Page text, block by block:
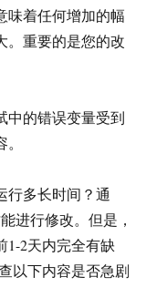
味着任何增加的幅
。重要的是您的改
中的错误变量受到
行多长时间？通
进行修改。但是，
1-2天内完全有缺
以下内容是否急剧